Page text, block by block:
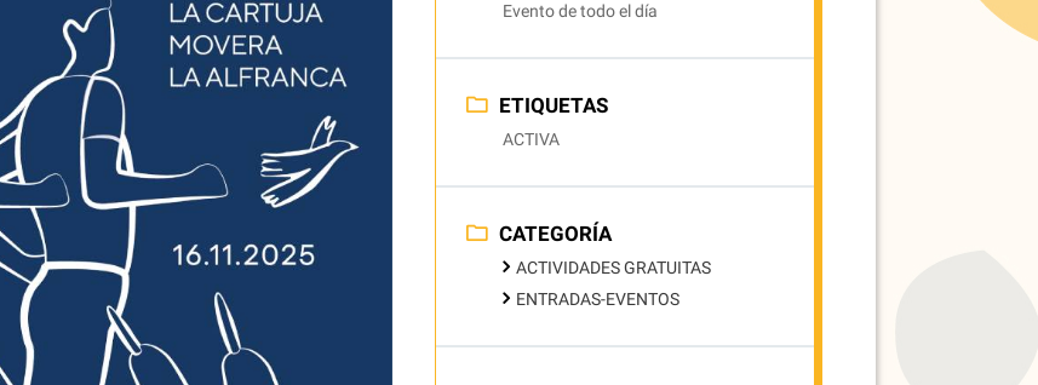
Evento de todo el día
ETIQUETAS
ACTIVA
CATEGORÍA
ACTIVIDADES GRATUITAS
ENTRADAS-EVENTOS